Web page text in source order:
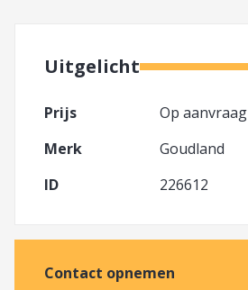
Uitgelicht
Prijs
Op aanvraag
Merk
Goudland
ID
226612
Contact opnemen